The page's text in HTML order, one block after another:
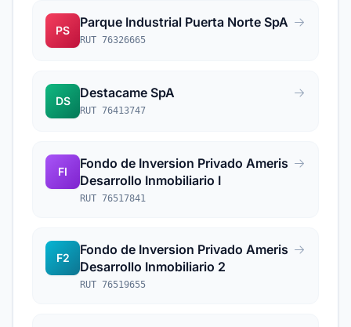
PS
Parque Industrial Puerta Norte SpA
RUT 76326665
DS
Destacame SpA
RUT 76413747
FI
Fondo de Inversion Privado Ameris
Desarrollo Inmobiliario I
RUT 76517841
F2
Fondo de Inversion Privado Ameris
Desarrollo Inmobiliario 2
RUT 76519655